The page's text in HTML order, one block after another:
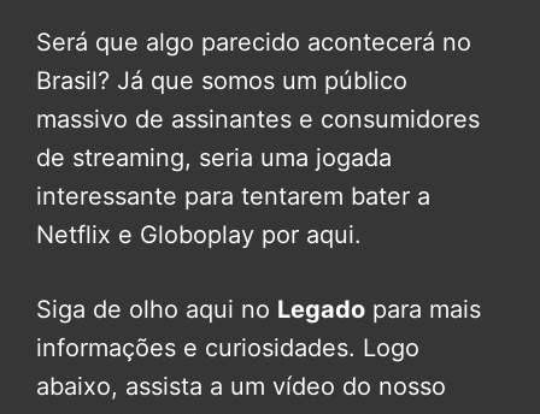
Será que algo parecido acontecerá no
Brasil? Já que somos um público
massivo de assinantes e consumidores
de streaming, seria uma jogada
interessante para tentarem bater a
Netflix e Globoplay por aqui.
Siga de olho aqui no Legado para mais
informações e curiosidades. Logo
abaixo, assista a um vídeo do nosso